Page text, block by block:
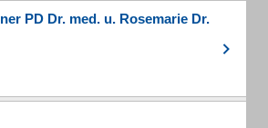
PD Dr. med. u. Rosemarie Dr.